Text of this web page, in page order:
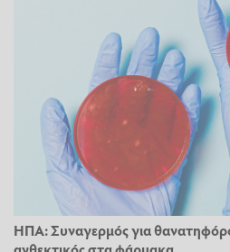
ΗΠΑ: Συναγερμός για